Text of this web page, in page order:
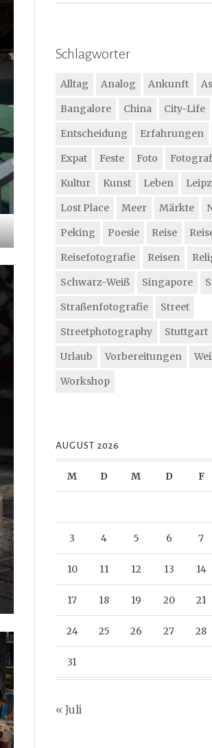
Schlagwörter
Alltag Analog Ankunft
Bangalore
China City-Life
Entscheidung
Erfahrungen
Expat
Feste Foto
Kultur
Kunst Leben
Lost Place
Meer Märkte
Peking
Poesie Reise
Reisefotografie
Reisen
Schwarz-Weiß
Singapore
Straßenfotografie
Street
Streetphotography
Stuttgart
Urlaub
Vorbereitungen
Workshop
AUGUST 2026
M D M D F
3 4 5 6 7
10 11 12 13 14
17 18 19 20 21
24 25 26 27 28
31
« Juli